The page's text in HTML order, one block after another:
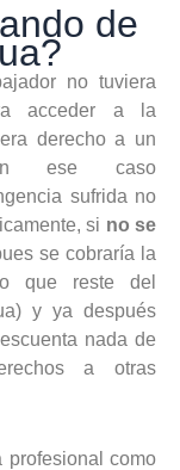
de
no tuviera
acceder a la
derecho a un
ese caso
sufrida no
si no se
se cobraría la
que reste del
y ya después
nada de
a otras
profesional como